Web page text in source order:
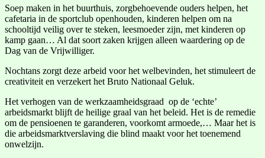
Soep maken in het buurthuis, zorgbehoevende ouders helpen, het
cafetaria in de sportclub openhouden, kinderen helpen om na
schooltijd veilig over te steken, leesmoeder zijn, met kinderen op
kamp gaan… Al dat soort zaken krijgen alleen waardering op de
Dag van de Vrijwilliger.
Nochtans zorgt deze arbeid voor het welbevinden, het stimuleert de
creativiteit en verzekert het Bruto Nationaal Geluk.
Het verhogen van de werkzaamheidsgraad op de ‘echte’
arbeidsmarkt blijft de heilige graal van het beleid. Het is de remedie
om de pensioenen te garanderen, voorkomt armoede,… Maar het is
die arbeidsmarktverslaving die blind maakt voor het toenemend
onwelzijn.